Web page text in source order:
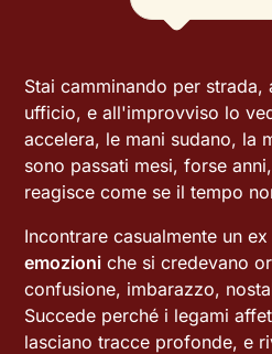
Stai camminando per
ufficio, e all'improvviso lo
accelera, le mani sudano, la
sono passati mesi, forse
reagisce come se il tempo
Incontrare casualmente un
emozioni che si credevano
confusione, imbarazzo,
Succede perché i legami
lasciano tracce profonde, e